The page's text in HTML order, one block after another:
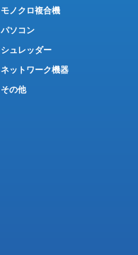
モノクロ複合機
パソコン
シュレッダー
ネットワーク機器
その他